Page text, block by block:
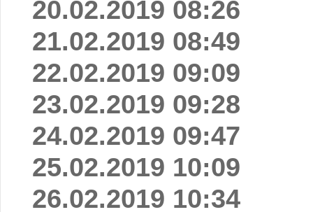
20.02.2019 08:26
21.02.2019 08:49
22.02.2019 09:09
23.02.2019 09:28
24.02.2019 09:47
25.02.2019 10:09
26.02.2019 10:34